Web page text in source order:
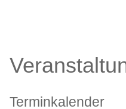
Terminkalender